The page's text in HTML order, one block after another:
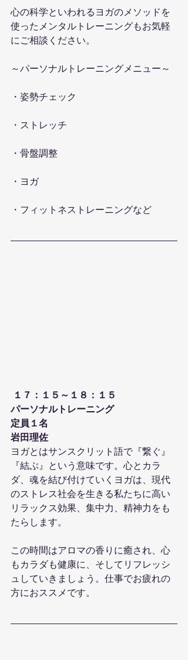
心の科学といわれるヨガのメソッドを
使ったメンタルトレーニングもお気軽
にご相談ください。
～パーソナルトレーニングメニュー～
・姿勢チェック
・ストレッチ
・骨盤調整
・ヨガ
・フィットネストレーニングなど
１７：１５～１８：１５
パーソナルトレーニング
定員１名
岩田理佐
ヨガとはサンスクリット語で『繋ぐ』
『結ぶ』という意味です。心とカラ
ダ、魂を結び付けていくヨガは、現代
のストレス社会を生きる私たちに高い
リラックス効果、集中力、精神力をも
たらします。
この時間はアロマの香りに癒され、心
もカラダも健康に、そしてリフレッシ
ュしていきましょう。仕事でお疲れの
方におススメです。